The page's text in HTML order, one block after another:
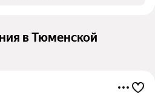
в Тюменской